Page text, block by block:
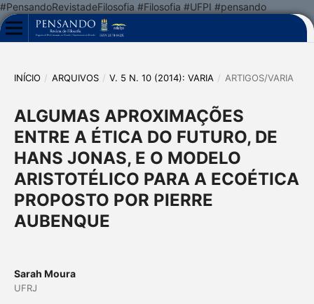
#PensandoRevistadeFilosofia #Filosofia #UFPI #pensando
INÍCIO / ARQUIVOS / V. 5 N. 10 (2014): VARIA / ARTIGOS/VARIA
ALGUMAS APROXIMAÇÕES
ENTRE A ÉTICA DO FUTURO, DE
HANS JONAS, E O MODELO
ARISTOTÉLICO PARA A ECOÉTICA
PROPOSTO POR PIERRE
AUBENQUE
Sarah Moura
UFRJ